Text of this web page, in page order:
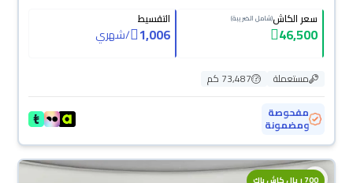
سعر الكاش(شامل الضريبة)
46,500
التقسيط
1,006
/شهري
مستعملة
73,487 كم
مفحوصة
ومضمونة